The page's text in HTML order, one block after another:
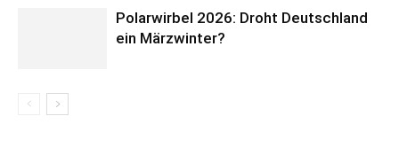
Polarwirbel 2026: Droht Deutschland
ein Märzwinter?